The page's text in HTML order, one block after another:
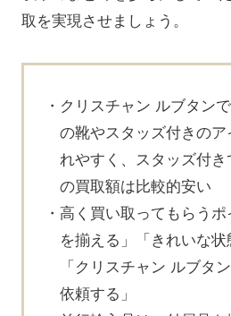
取を実現させましょう。
クリスチャン ルブタン
の靴やスタッズ付きの
れやすく、スタッズ付
の買取額は比較的安い
高く買い取ってもらう
を揃える」「きれいな状
「クリスチャン ルブタ
依頼する」